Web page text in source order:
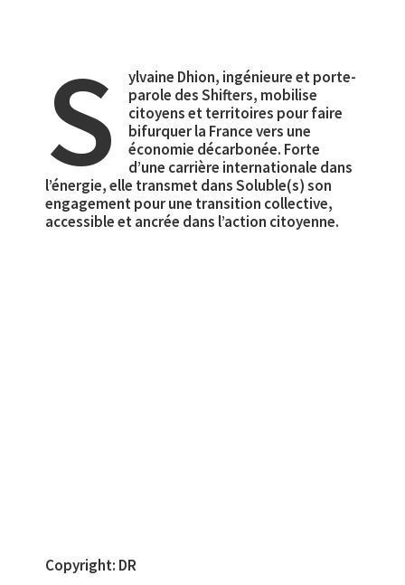
S
ylvaine Dhion, ingénieure et porte-
parole des Shifters, mobilise
citoyens et territoires pour faire
bifurquer la France vers une
économie décarbonée. Forte
d’une carrière internationale dans
l’énergie, elle transmet dans Soluble(s) son
engagement pour une transition collective,
accessible et ancrée dans l’action citoyenne.
Copyright: DR